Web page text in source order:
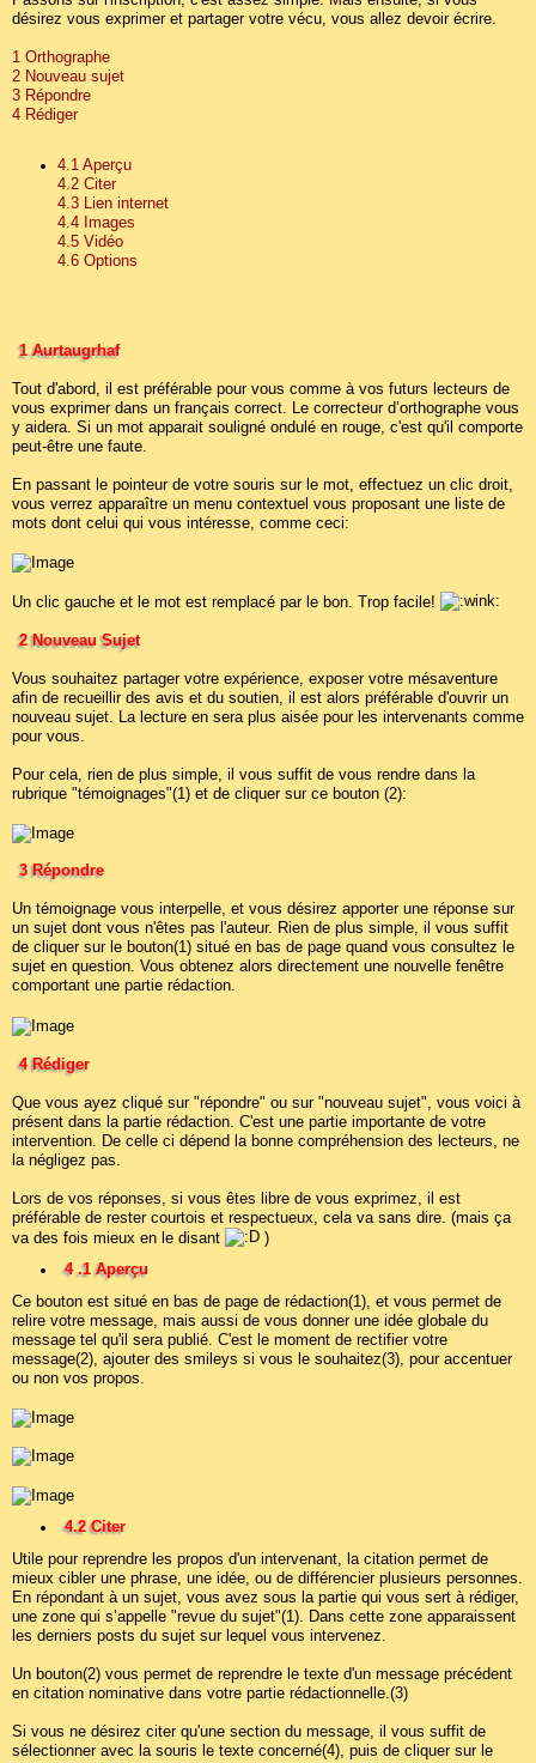
désirez vous exprimer et partager votre vécu, vous allez devoir écrire.
1 Orthographe
2 Nouveau sujet
3 Répondre
4 Rédiger
4.1 Aperçu
4.2 Citer
4.3 Lien internet
4.4 Images
4.5 Vidéo
4.6 Options
1 Aurtaugrhaf
Tout d'abord, il est préférable pour vous comme à vos futurs lecteurs de
vous exprimer dans un français correct. Le correcteur d’orthographe vous
y aidera. Si un mot apparait souligné ondulé en rouge, c'est qu'il comporte
peut-être une faute.
En passant le pointeur de votre souris sur le mot, effectuez un clic droit,
vous verrez apparaître un menu contextuel vous proposant une liste de
mots dont celui qui vous intéresse, comme ceci:
Un clic gauche et le mot est remplacé par le bon. Trop facile!
2 Nouveau Sujet
Vous souhaitez partager votre expérience, exposer votre mésaventure
afin de recueillir des avis et du soutien, il est alors préférable d'ouvrir un
nouveau sujet. La lecture en sera plus aisée pour les intervenants comme
pour vous.
Pour cela, rien de plus simple, il vous suffit de vous rendre dans la
rubrique "témoignages"(1) et de cliquer sur ce bouton (2):
3 Répondre
Un témoignage vous interpelle, et vous désirez apporter une réponse sur
un sujet dont vous n'êtes pas l'auteur. Rien de plus simple, il vous suffit
de cliquer sur le bouton(1) situé en bas de page quand vous consultez le
sujet en question. Vous obtenez alors directement une nouvelle fenêtre
comportant une partie rédaction.
4 Rédiger
Que vous ayez cliqué sur "répondre" ou sur "nouveau sujet", vous voici à
présent dans la partie rédaction. C'est une partie importante de votre
intervention. De celle ci dépend la bonne compréhension des lecteurs, ne
la négligez pas.
Lors de vos réponses, si vous êtes libre de vous exprimez, il est
préférable de rester courtois et respectueux, cela va sans dire. (mais ça
va des fois mieux en le disant
)
4 .1 Aperçu
Ce bouton est situé en bas de page de rédaction(1), et vous permet de
relire votre message, mais aussi de vous donner une idée globale du
message tel qu'il sera publié. C'est le moment de rectifier votre
message(2), ajouter des smileys si vous le souhaitez(3), pour accentuer
ou non vos propos.
4.2 Citer
Utile pour reprendre les propos d'un intervenant, la citation permet de
mieux cibler une phrase, une idée, ou de différencier plusieurs personnes.
En répondant à un sujet, vous avez sous la partie qui vous sert à rédiger,
une zone qui s’appelle "revue du sujet"(1). Dans cette zone apparaissent
les derniers posts du sujet sur lequel vous intervenez.
Un bouton(2) vous permet de reprendre le texte d'un message précédent
en citation nominative dans votre partie rédactionnelle.(3)
Si vous ne désirez citer qu'une section du message, il vous suffit de
sélectionner avec la souris le texte concerné(4), puis de cliquer sur le